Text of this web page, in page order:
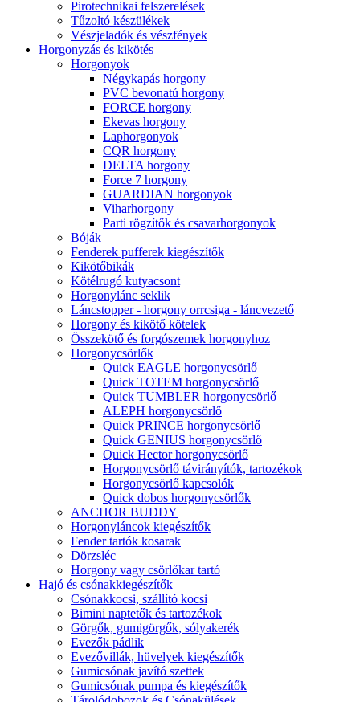
Pirotechnikai felszerelések
Tűzoltó készülékek
Vészjeladók és vészfények
Horgonyzás és kikötés
Horgonyok
Négykapás horgony
PVC bevonatú horgony
FORCE horgony
Ekevas horgony
Laphorgonyok
CQR horgony
DELTA horgony
Force 7 horgony
GUARDIAN horgonyok
Viharhorgony
Parti rögzítők és csavarhorgonyok
Bóják
Fenderek pufferek kiegészítők
Kikötőbikák
Kötélrugó kutyacsont
Horgonylánc seklik
Láncstopper - horgony orrcsiga - láncvezető
Horgony és kikötő kötelek
Összekötő és forgószemek horgonyhoz
Horgonycsörlők
Quick EAGLE horgonycsörlő
Quick TOTEM horgonycsörlő
Quick TUMBLER horgonycsörlő
ALEPH horgonycsörlő
Quick PRINCE horgonycsörlő
Quick GENIUS horgonycsörlő
Quick Hector horgonycsörlő
Horgonycsörlő távirányítók, tartozékok
Horgonycsörlő kapcsolók
Quick dobos horgonycsörlők
ANCHOR BUDDY
Horgonyláncok kiegészítők
Fender tartók kosarak
Dörzsléc
Horgony vagy csörlőkar tartó
Hajó és csónakkiegészítők
Csónakkocsi, szállító kocsi
Bimini naptetők és tartozékok
Görgők, gumigörgők, sólyakerék
Evezők pádlik
Evezővillák, hüvelyek kiegészítők
Gumicsónak javító szettek
Gumicsónak pumpa és kiegészítők